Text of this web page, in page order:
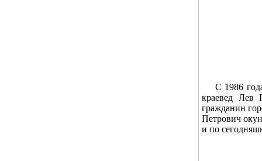
С 1986 года
краевед Лев
гражданин
Петрович
и по